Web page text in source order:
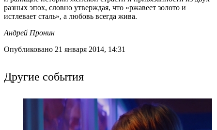
разных эпох, словно утверждая, что «ржавеет золото и
истлевает сталь», а любовь всегда жива.
Андрей Пронин
Опубликовано 21 января 2014, 14:31
Другие события